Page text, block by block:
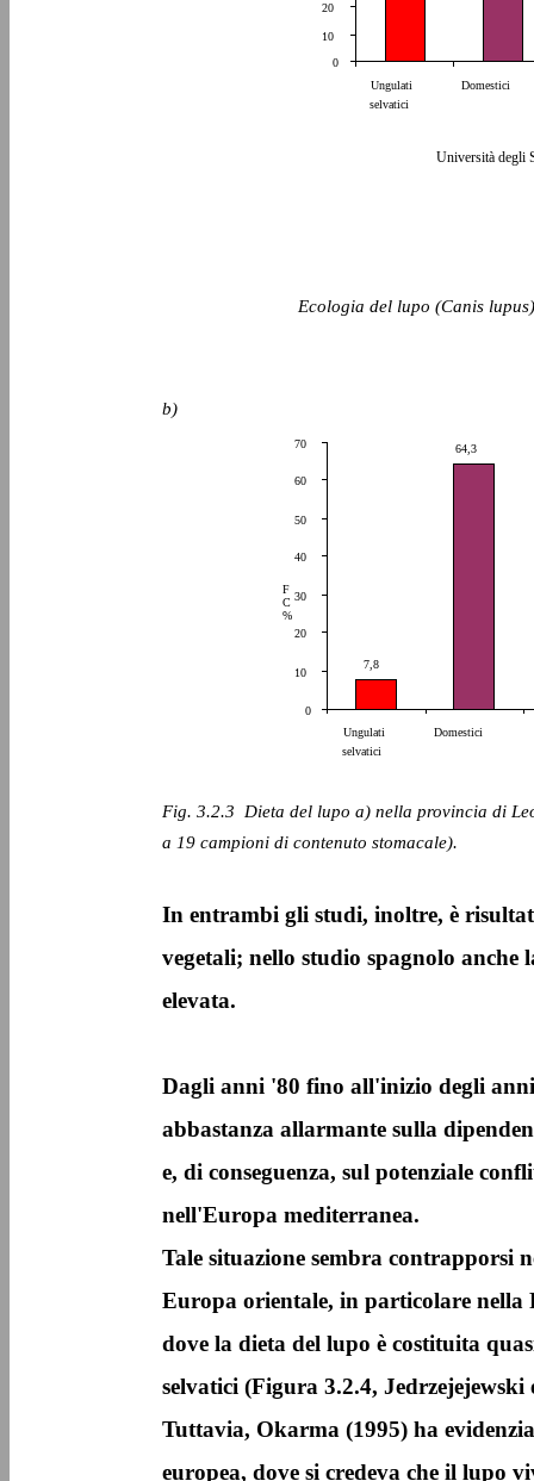
Università degli
0
10
20
Ungulati
selvatici
Domestici
Ecologia del lupo (Canis
b)
Fig. 3.2.3 ­ Dieta del lupo a) nella provincia di
a 19 campioni di contenuto stomacale).
In entrambi gli studi, inoltre, è
vegetali; nello studio spagnolo
elevata.
Dagli anni '80 fino all'inizio degli
abbastanza allarmante sulla
e, di conseguenza, sul potenziale
nell'Europa mediterranea.
Tale situazione sembra contrapporsi
Europa orientale, in particolare nella
dove la dieta del lupo è costituita
selvatici (Figura 3.2.4, Jedrzejejewski
Tuttavia, Okarma (1995) ha
europea, dove si credeva che il lupo
7,8
64,3
0
10
20
30
40
50
60
70
Ungulati
selvatici
Domestici
F
C
%